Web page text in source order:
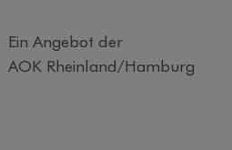
Ein Angebot der
AOK Rheinland/Hamburg